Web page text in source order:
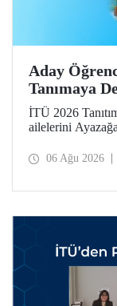
Aday
Tanımaya
İTÜ 2026
ailelerini
ilgili fakülte ve
06 Ağu 2026